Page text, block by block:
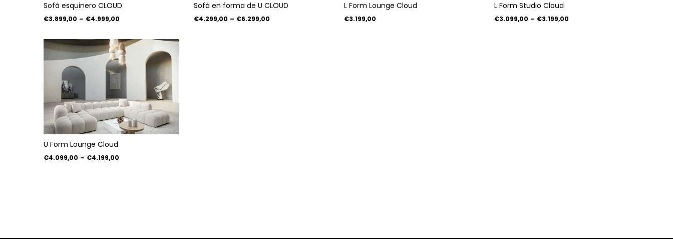
Sofá esquinero CLOUD
€3.899,00 – €4.999,00
Sofá en forma de U CLOUD
€4.299,00 – €6.299,00
L Form Lounge Cloud
€3.199,00
L Form Studio Cloud
€3.099,00 – €3.199,00
U Form Lounge Cloud
€4.099,00 – €4.199,00